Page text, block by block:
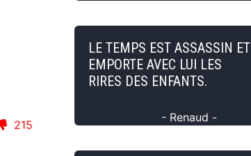
215
LE TEMPS EST ASSASSIN ET
EMPORTE AVEC LUI LES
RIRES DES ENFANTS.
- Renaud -